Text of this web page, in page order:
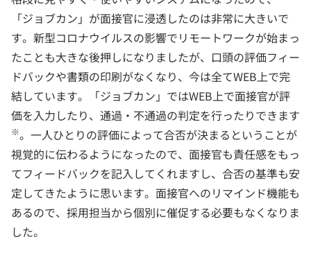
「ジョブカン」が面接官に浸透したのは非常に大きいで
す。新型コロナウイルスの影響でリモートワークが始まっ
たことも大きな後押しになりましたが、口頭の評価フィー
ドバックや書類の印刷がなくなり、今は全てWEB上で完
結しています。「ジョブカン」ではWEB上で面接官が評
価を入力したり、通過・不通過の判定を行ったりできます
※。一人ひとりの評価によって合否が決まるということが
視覚的に伝わるようになったので、面接官も責任感をもっ
てフィードバックを記入してくれますし、合否の基準も安
定してきたように思います。面接官へのリマインド機能も
あるので、採用担当から個別に催促する必要もなくなりま
した。